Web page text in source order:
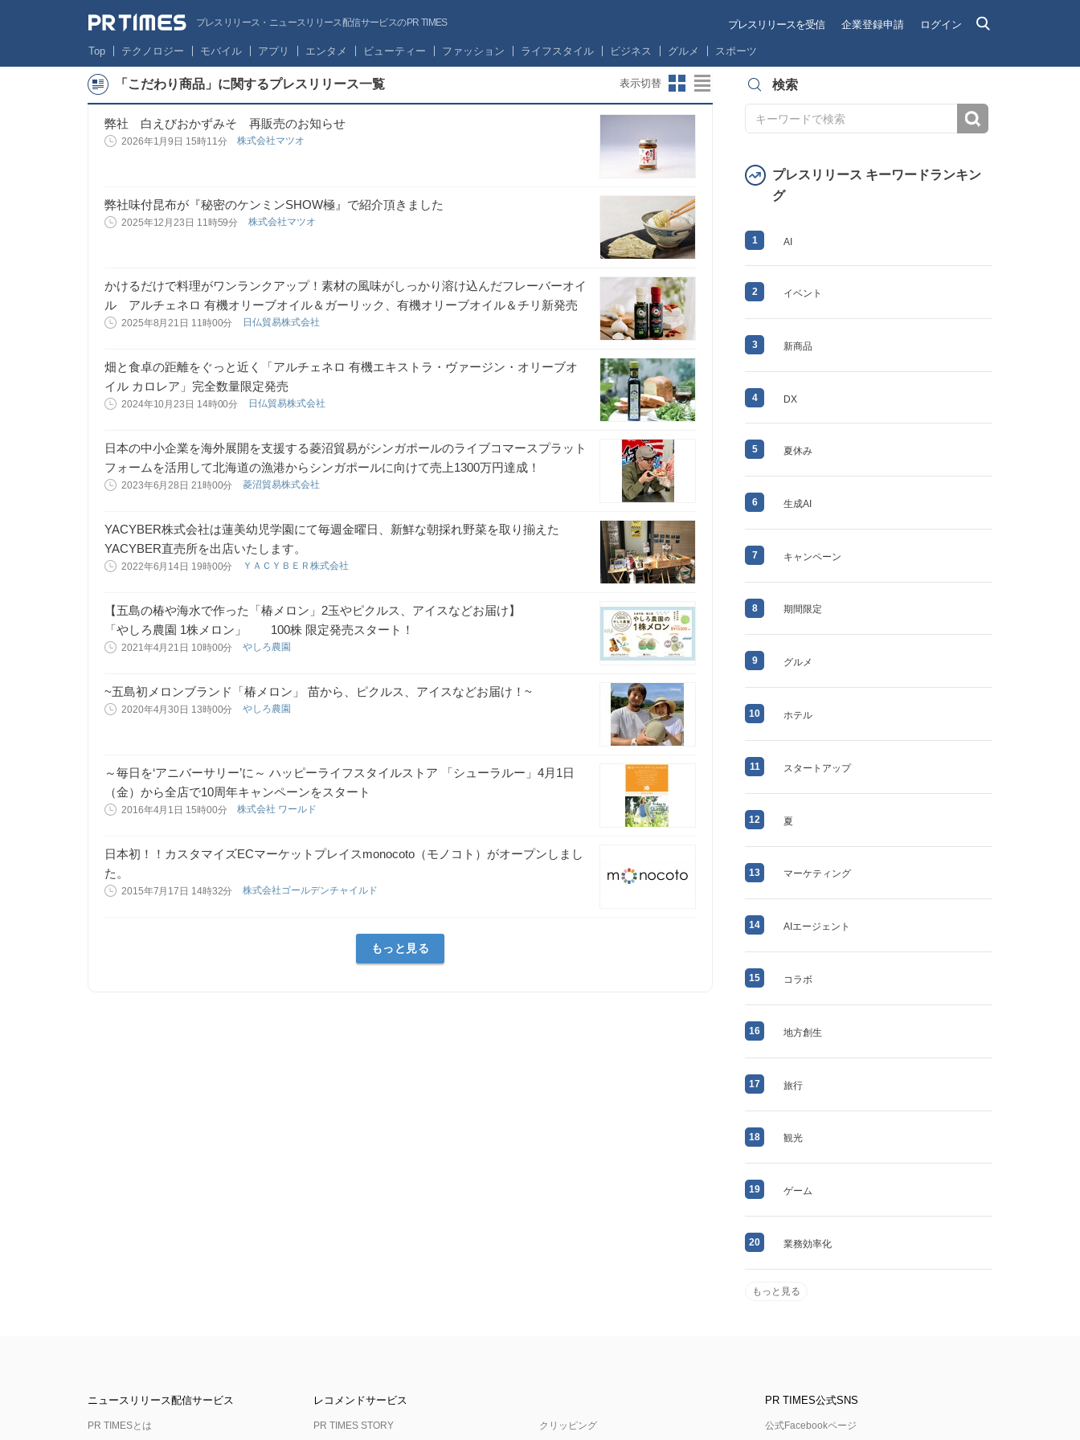
プレスリリース・ニュースリリース配信サービスのPR TIMES プレスリリースを受信 企業登録申請 ログイン
Top テクノロジー モバイル アプリ エンタメ ビューティー ファッション ライフスタイル ビジネス グルメ スポーツ
「こだわり商品」に関するプレスリリース一覧 表示切替
弊社 白えびおかずみそ 再販売のお知らせ
2026年1月9日 15時11分 株式会社マツオ
弊社味付昆布が『秘密のケンミンSHOW極』で紹介頂きました
2025年12月23日 11時59分 株式会社マツオ
かけるだけで料理がワンランクアップ！素材の風味がしっかり溶け込んだフレーバーオイ
ル アルチェネロ 有機オリーブオイル＆ガーリック、有機オリーブオイル＆チリ新発売
2025年8月21日 11時00分 日仏貿易株式会社
畑と食卓の距離をぐっと近く「アルチェネロ 有機エキストラ・ヴァージン・オリーブオ
イル カロレア」完全数量限定発売
2024年10月23日 14時00分 日仏貿易株式会社
日本の中小企業を海外展開を支援する菱沼貿易がシンガポールのライブコマースプラット
フォームを活用して北海道の漁港からシンガポールに向けて売上1300万円達成！
2023年6月28日 21時00分 菱沼貿易株式会社
YACYBER株式会社は蓮美幼児学園にて毎週金曜日、新鮮な朝採れ野菜を取り揃えた
YACYBER直売所を出店いたします。
2022年6月14日 19時00分 ＹＡＣＹＢＥＲ株式会社
【五島の椿や海水で作った「椿メロン」2玉やピクルス、アイスなどお届け】
「やしろ農園 1株メロン」 100株 限定発売スタート！
2021年4月21日 10時00分 やしろ農園
~五島初メロンブランド「椿メロン」 苗から、ピクルス、アイスなどお届け！~
2020年4月30日 13時00分 やしろ農園
～毎日を‘アニバーサリー’に～ ハッピーライフスタイルストア 「シューラルー」4月1日
（金）から全店で10周年キャンペーンをスタート
2016年4月1日 15時00分 株式会社 ワールド
日本初！！カスタマイズECマーケットプレイスmonocoto（モノコト）がオープンしまし
た。
2015年7月17日 14時32分 株式会社ゴールデンチャイルド
もっと見る
検索
プレスリリース キーワードランキン
グ
1 AI
2 イベント
3 新商品
4 DX
5 夏休み
6 生成AI
7 キャンペーン
8 期間限定
9 グルメ
10 ホテル
11 スタートアップ
12 夏
13 マーケティング
14 AIエージェント
15 コラボ
16 地方創生
17 旅行
18 観光
19 ゲーム
20 業務効率化
もっと見る
ニュースリリース配信サービス
PR TIMESとは
レコメンドサービス
PR TIMES STORY クリッピング
PR TIMES公式SNS
公式Facebookページ